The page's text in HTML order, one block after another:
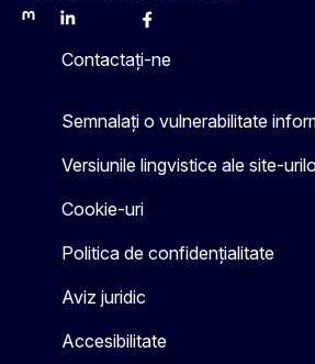
MastodonLinkedInBlueskyFacebook
Contactați-ne
Semnalați o vulnerabilitate
Versiunile lingvistice ale site-
Cookie-uri
Politica de confidențialitate
Aviz juridic
Accesibilitate